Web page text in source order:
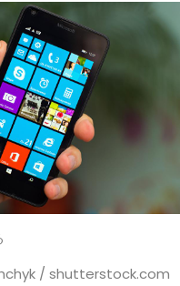
/ shutterstock.com